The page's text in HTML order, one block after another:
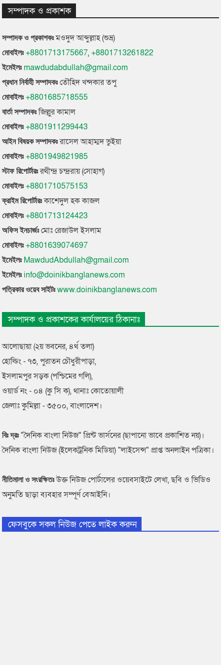
সম্পাদক ও প্রকাশক
সম্পাদক ও প্রকাশকঃমওদুদ আব্দুল্লাহ (শুভ্র)
মোবাইলঃ +8801713175667,+8801713261822
ইমেইলঃ mawdudabdullah@gmail.com
প্রধান নির্বাহী সম্পাদকঃতৌহিদ খন্দকার তপু
মোবাইলঃ +8801685718555
বার্তা সম্পাদকঃজিল্লুর কামাল
মোবাইলঃ +8801911299443
আইন বিষয়ক সম্পাদকঃরাসেল আহাম্মদ ভুইয়া
মোবাইলঃ +8801949821985
স্টাফ রিপোর্টারঃরথীন্দ্র চন্দ্ররায় (সোহাগ)
মোবাইলঃ +8801710575153
ক্রাইম রিপোর্টারঃকাশেদুল হক কাজল
মোবাইলঃ +8801713124423
অফিস ইনচার্জঃমোঃ রেজাউল ইসলাম
মোবাইলঃ +8801639074697
ইমেইলঃ MawdudAbdullah@gmail.com
ইমেইলঃ info@doinikbanglanews.com
পত্রিকার ওয়েব সাইটঃwww.doinikbanglanews.com
সম্পাদক ও প্রকাশকের কার্যালয়ের ঠিকানাঃ
আলোছায়া (২য় ভবনের, ৪র্থ তলা)
হোল্ডিং - ৭৩, পুরাতন চৌধুরীপাড়া,
ইসলামপুর সড়ক (পশ্চিমের গলি),
ওয়ার্ড নং - ০৪ (কু সি ক), থানাঃ কোতোয়ালী
জেলাঃ কুমিল্লা - ৩৫০০, বাংলাদেশ।
বিঃ দ্রঃ"দৈনিক বাংলা নিউজ" প্রিন্ট ভার্সনের (ছাপানো ভাবে প্রকাশিত নয়)।
দৈনিক বাংলা নিউজ (ইলেকট্রনিক মিডিয়া) "লাইসেন্স" প্রাপ্ত অনলাইন পত্রিকা।
নীতিমালা ও সংরক্ষিতঃউক্ত নিউজ পোর্টালের ওয়েবসাইটে লেখা, ছবি ও ভিডিও
অনুমতি ছাড়া ব্যবহার সম্পূর্ণ বেআইনি।
ফেসবুকে সকল নিউজ পেতে লাইক করুন